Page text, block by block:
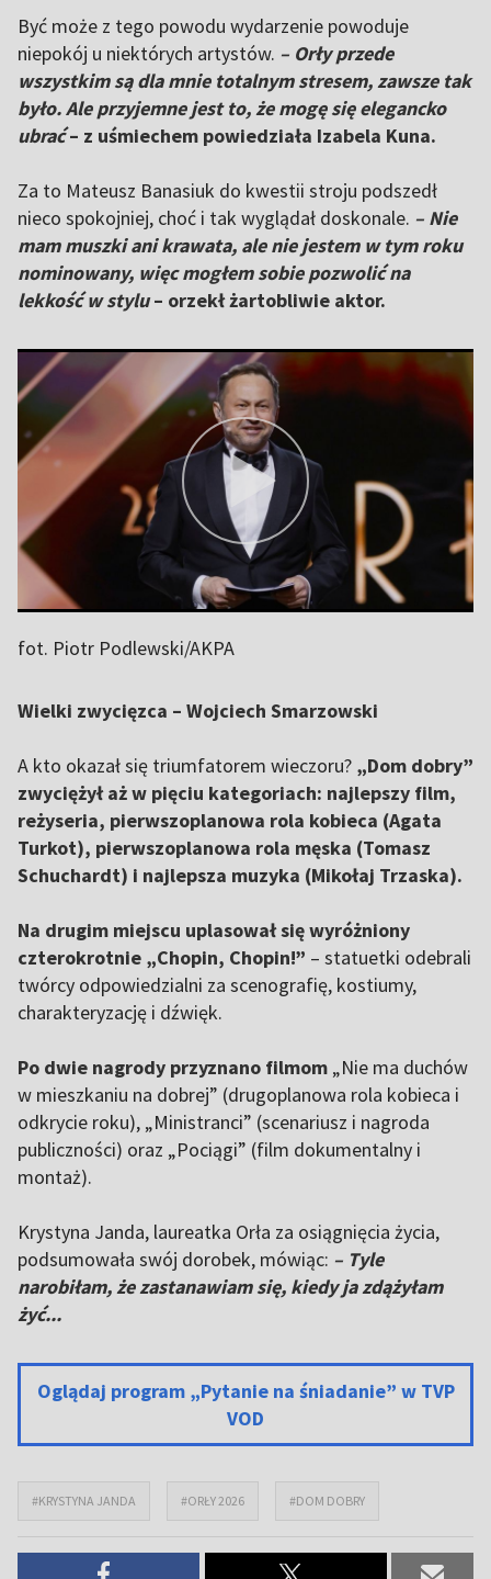
Być może z tego powodu wydarzenie powoduje
niepokój u niektórych artystów. – Orły przede
wszystkim są dla mnie totalnym stresem, zawsze tak
było. Ale przyjemne jest to, że mogę się elegancko
ubrać– z uśmiechem powiedziała Izabela Kuna.
Za to Mateusz Banasiuk do kwestii stroju podszedł
nieco spokojniej, choć i tak wyglądał doskonale. – Nie
mam muszki ani krawata, ale nie jestem w tym roku
nominowany, więc mogłem sobie pozwolić na
lekkość w stylu– orzekł żartobliwie aktor.
fot. Piotr Podlewski/AKPA
Wielki zwycięzca – Wojciech Smarzowski
A kto okazał się triumfatorem wieczoru? „Dom dobry”
zwyciężył aż w pięciu kategoriach: najlepszy film,
reżyseria, pierwszoplanowa rola kobieca (Agata
Turkot), pierwszoplanowa rola męska (Tomasz
Schuchardt) i najlepsza muzyka (Mikołaj Trzaska).
Na drugim miejscu uplasował się wyróżniony
czterokrotnie „Chopin, Chopin!” – statuetki odebrali
twórcy odpowiedzialni za scenografię, kostiumy,
charakteryzację i dźwięk.
Po dwie nagrody przyznano filmom „Nie ma duchów
w mieszkaniu na dobrej” (drugoplanowa rola kobieca i
odkrycie roku), „Ministranci” (scenariusz i nagroda
publiczności) oraz „Pociągi” (film dokumentalny i
montaż).
Krystyna Janda, laureatka Orła za osiągnięcia życia,
podsumowała swój dorobek, mówiąc: – Tyle
narobiłam, że zastanawiam się, kiedy ja zdążyłam
żyć...
Oglądaj program „Pytanie na śniadanie” w TVP
VOD
#KRYSTYNA JANDA #ORŁY 2026 #DOM DOBRY